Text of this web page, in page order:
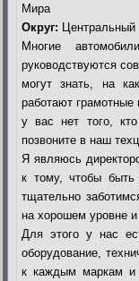
Мира
Округ: Центральный
Многие
руководствуются
могут знать, на
работают
у вас нет того,
позвоните в наш
Я являюсь
к тому, чтобы
тщательно
на хорошем уровне
Для этого у нас
оборудование,
к каждым маркам и